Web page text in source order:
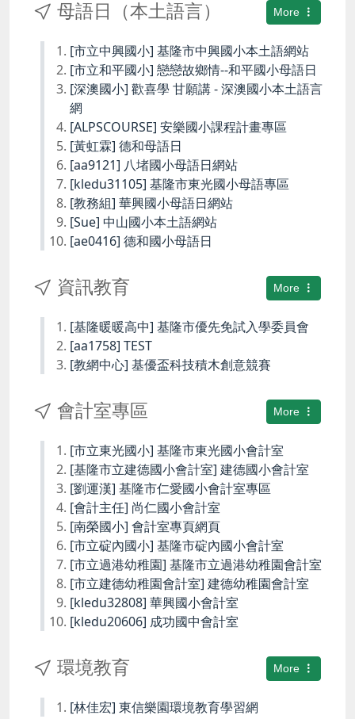
More
母語日（本土語言）
[市立中興國小] 基隆市中興國小本土語網站
[市立和平國小] 戀戀故鄉情--和平國小母語日
[深澳國小] 歡喜學 甘願講 - 深澳國小本土語言
網
[ALPSCOURSE] 安樂國小課程計畫專區
[黃虹霖] 德和母語日
[aa9121] 八堵國小母語日網站
[kledu31105] 基隆市東光國小母語專區
[教務組] 華興國小母語日網站
[Sue] 中山國小本土語網站
[ae0416] 德和國小母語日
More
資訊教育
[基隆暖暖高中] 基隆市優先免試入學委員會
[aa1758] TEST
[教網中心] 基優盃科技積木創意競賽
More
會計室專區
[市立東光國小] 基隆市東光國小會計室
[基隆市立建德國小會計室] 建德國小會計室
[劉運漢] 基隆市仁愛國小會計室專區
[會計主任] 尚仁國小會計室
[南榮國小] 會計室專頁網頁
[市立碇內國小] 基隆市碇內國小會計室
[市立過港幼稚園] 基隆市立過港幼稚園會計室
[市立建德幼稚園會計室] 建德幼稚園會計室
[kledu32808] 華興國小會計室
[kledu20606] 成功國中會計室
More
環境教育
[林佳宏] 東信樂園環境教育學習網